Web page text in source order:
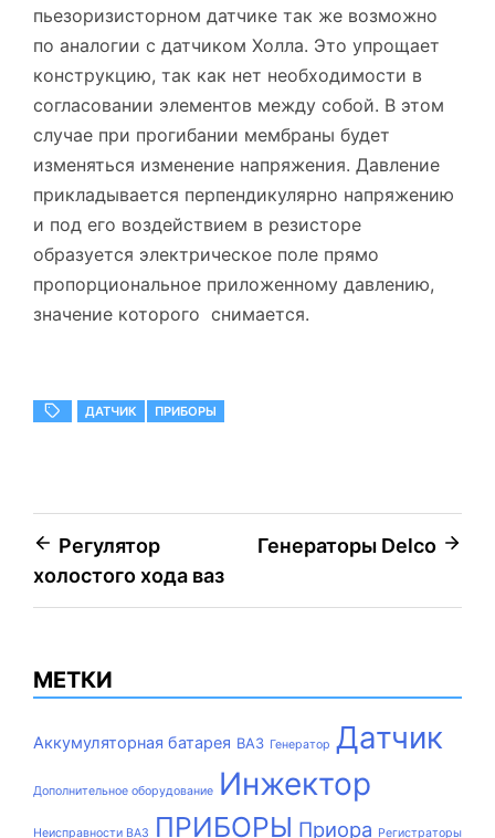
пьезоризисторном датчике так же возможно
по аналогии с датчиком Холла. Это упрощает
конструкцию, так как нет необходимости в
согласовании элементов между собой. В этом
случае при прогибании мембраны будет
изменяться изменение напряжения. Давление
прикладывается перпендикулярно напряжению
и под его воздействием в резисторе
образуется электрическое поле прямо
пропорциональное приложенному давлению,
значение которого снимается.
ДАТЧИК ПРИБОРЫ
Навигация
по
Регулятор
холостого хода ваз
Генераторы Delco
МЕТКИ
Аккумуляторная батарея ВАЗ Генератор Датчик
Дополнительное оборудование Инжектор
Неисправности ВАЗ ПРИБОРЫ Приора Регистраторы